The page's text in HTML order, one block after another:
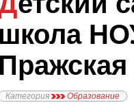
школа
Категория Образование